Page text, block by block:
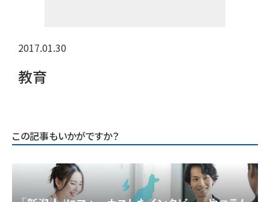
2017.01.30
教育
この記事もいかがですか？